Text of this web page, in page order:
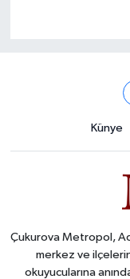
Künye
Çukurova Metropol,
merkez ve
okuyucularına